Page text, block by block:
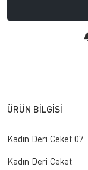
ÜRÜN BILGISI
Kadın Deri Ceket 07
Kadın Deri Ceket